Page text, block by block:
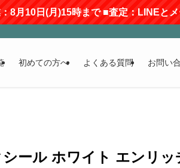
(月)15時まで ■査定：LINEとメールの
初めての方へ よくある質問 お問い
シール ホワイト エンリ